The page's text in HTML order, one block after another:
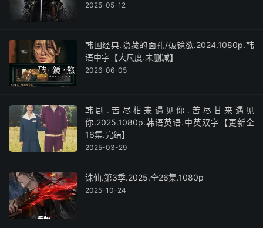
2025-05-12
韩国经典.隐藏的面孔/破镜欲.2024.1080p.韩
语中字【大尺度.未删减】
2026-06-05
韩剧.苦尽柑来遇见你.苦尽甘来遇见
你.2025.1080p.韩语英语.中英双字【更新全
16集.完结】
2025-03-29
诛仙.第3季.2025.全26集.1080p
2025-10-24